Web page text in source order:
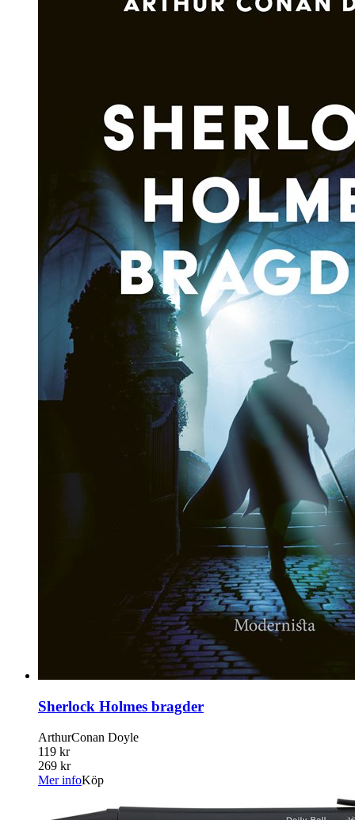
Sherlock Holmes bragder
ArthurConan Doyle
119 kr
269 kr
Mer infoKöp